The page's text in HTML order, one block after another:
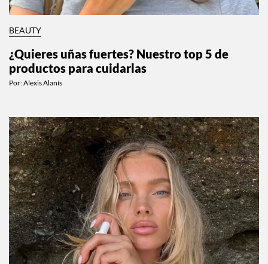
BEAUTY
¿Quieres uñas fuertes? Nuestro top 5 de
productos para cuidarlas
Por:Alexis Alanís